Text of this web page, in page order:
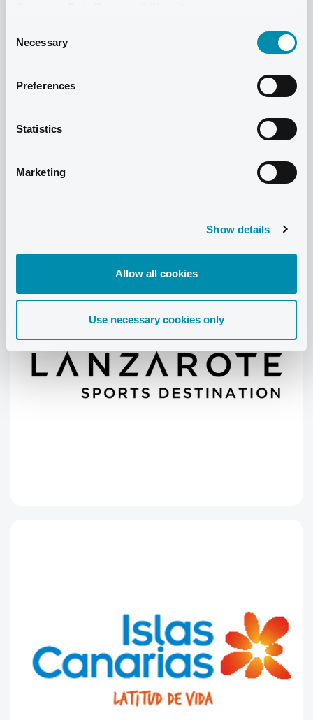
Business Data Responsibility site.
Selection
Necessary
Preferences
Statistics
Marketing
Show details
Allow all cookies
Use necessary cookies only